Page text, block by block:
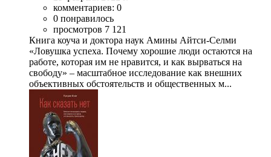
комментариев: 0
0 понравилось
просмотров 7 121
Книга коуча и доктора наук Амины Айтси-Селми
«Ловушка успеха. Почему хорошие люди остаются на
работе, которая им не нравится, и как вырваться на
свободу» – масштабное исследование как внешних
объективных обстоятельств и общественных м...